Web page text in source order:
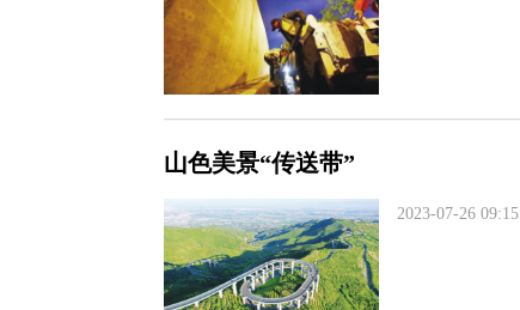
山色美景“传送带”
2023-07-26 09:15